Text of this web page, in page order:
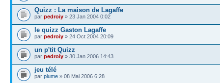
Quizz : La maison de Lagaffe
par pedroiy » 23 Jan 2004 0:02
le quizz Gaston Lagaffe
par pedroiy » 24 Oct 2004 20:09
un p'tit Quizz
par pedroiy » 30 Jan 2006 14:43
jeu télé
par plume » 08 Mai 2006 6:28